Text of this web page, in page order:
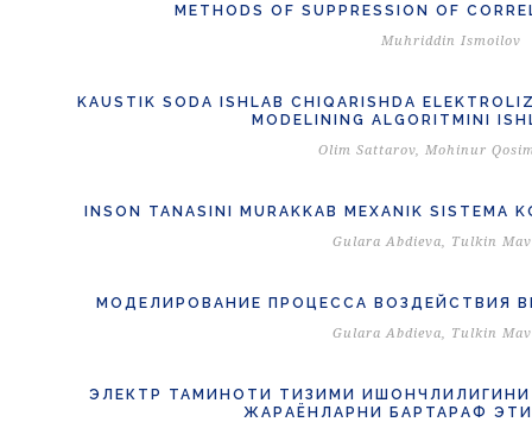
METHODS OF SUPPRESSION OF
Muhriddin Ismoilov
KAUSTIK SODA ISHLAB CHIQARISHDA
MODELINING ALGORITMINI
Olim Sattarov, Mohinur
INSON TANASINI MURAKKAB MEXANIK SISTEMA
Gulara Abdieva, Tulkin
МОДЕЛИРОВАНИЕ ПРОЦЕССА ВОЗДЕЙСТВИЯ
Gulara Abdieva, Tulkin
ЭЛЕКТP ТАМИНОТИ ТИЗИМИ
ЖАPАЁНЛАPНИ БАPТАPАФ